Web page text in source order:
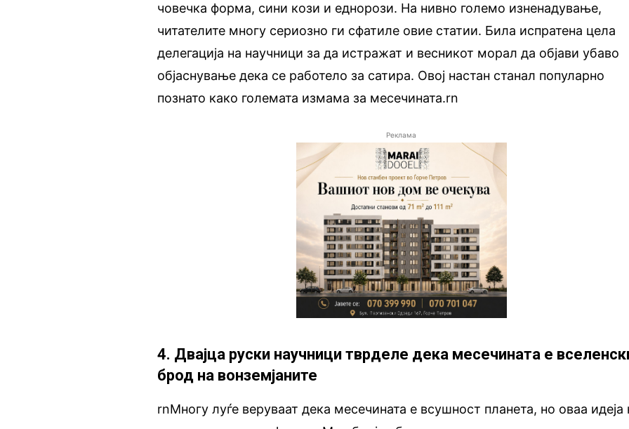
човечка форма, сини кози и еднорози. На нивно големо изненадување,
читателите многу сериозно ги сфатиле овие статии. Била испратена цела
делегација на научници за да истражат и весникот морал да објави убаво
објаснување дека се работело за сатира. Овој настан станал популарно
познато како големата измама за месечината.rn
Реклама
4. Двајца руски научници тврделе дека месечината е
брод на вонземјаните
rnМногу луѓе веруваат дека месечината е всушност планета, но оваа идеја